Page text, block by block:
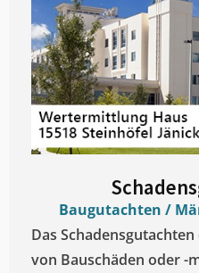
Baugutachten /
Das
von Bauschäden oder -